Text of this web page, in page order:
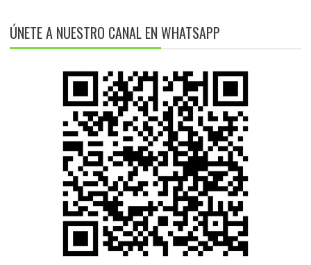
ÚNETE A NUESTRO CANAL EN WHATSAPP